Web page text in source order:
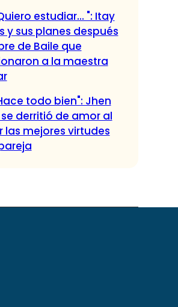
estudiar... ": Itay
y sus planes después
de Baile que
a la maestra
todo bien": Jhen
se derritió de amor al
las mejores virtudes